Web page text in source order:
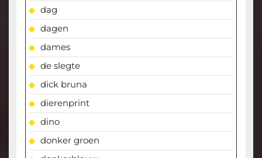
dag
dagen
dames
de slegte
dick bruna
dierenprint
dino
donker groen